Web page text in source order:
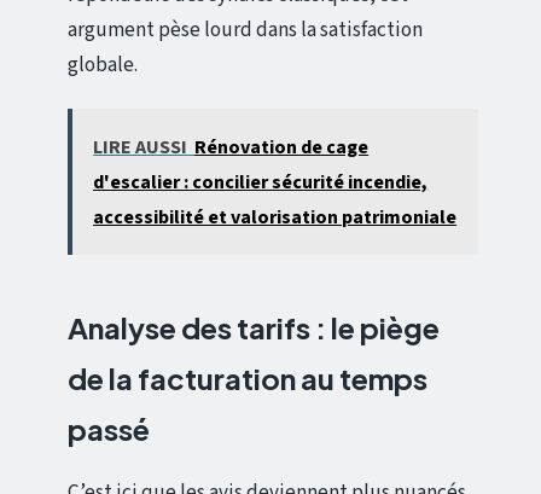
argument pèse lourd dans la satisfaction
globale.
LIRE AUSSI Rénovation de cage
d'escalier : concilier sécurité incendie,
accessibilité et valorisation patrimoniale
Analyse des tarifs : le piège
de la facturation au temps
passé